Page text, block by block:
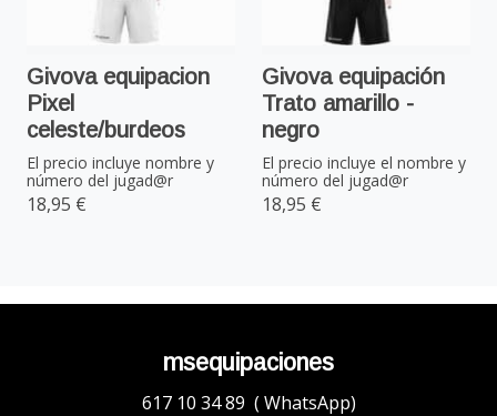
Givova equipacion
Pixel
celeste/burdeos
El precio incluye nombre y
número del jugad@r
18,95 €
Givova equipación
Trato amarillo -
negro
El precio incluye el nombre y
número del jugad@r
18,95 €
msequipaciones
617 10 34 89 ( WhatsApp)